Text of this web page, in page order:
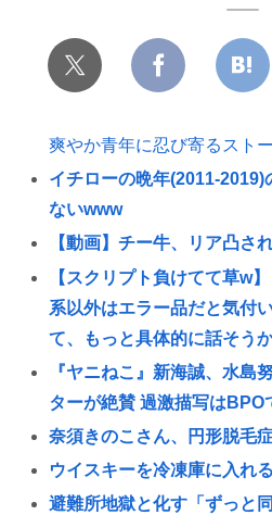
爽やか青年に忍び寄るスト
イチローの晩年(2011-2019)
ないwww
【動画】チー牛、リア凸さ
【スクリプト負けてて草w
系以外はエラー品だと気付
て、もっと具体的に話そう
『ヤニねこ』新海誠、水島
ターが絶賛 過激描写はBPO
奈須きのこさん、円形脱毛
ウイスキーを冷凍庫に入れ
避難所地獄と化す「ずっと